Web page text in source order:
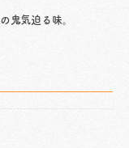
鬼気迫る味。